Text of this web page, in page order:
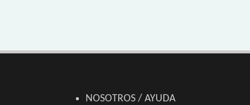
NOSOTROS / AYUDA